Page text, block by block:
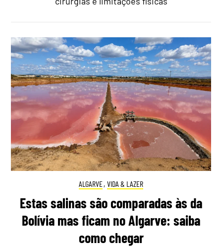
ALGARVE, VIDA & LAZER
Estas salinas são comparadas às da
Bolívia mas ficam no Algarve: saiba
como chegar